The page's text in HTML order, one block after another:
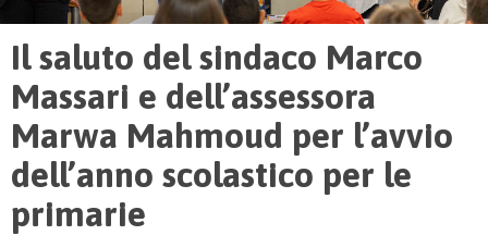
Il saluto del sindaco Marco
Massari e dell’assessora
Marwa Mahmoud per l’avvio
dell’anno scolastico per le
primarie